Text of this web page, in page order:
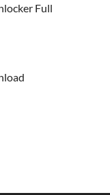
Full